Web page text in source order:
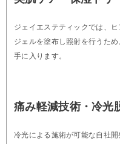
ジェイエステティックでは、
ジェルを塗布し照射を行うた
手に入ります。
痛み軽減技術・冷光
冷光による施術が可能な自社